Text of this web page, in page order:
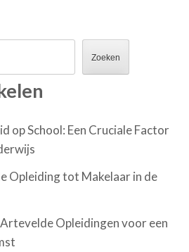
Zoeken
op School: Een Cruciale Factor
Opleiding tot Makelaar in de
Opleidingen voor een